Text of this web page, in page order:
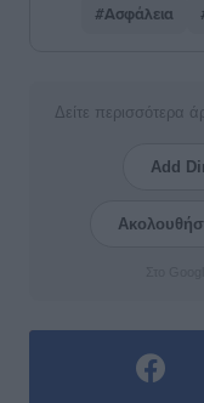
#Ασφάλεια
Δείτε περισσότερα
Add